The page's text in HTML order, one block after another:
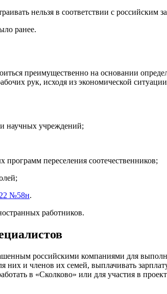
нельзя в соответствии с российским
ранее.
преимущественно на основании
рук, исходя из экономической
научных учреждений;
переселения соотечественников;
№58н.
работников.
российскими компаниями для
них и членов их семей, выплачивать
в «Сколково» или для участия в